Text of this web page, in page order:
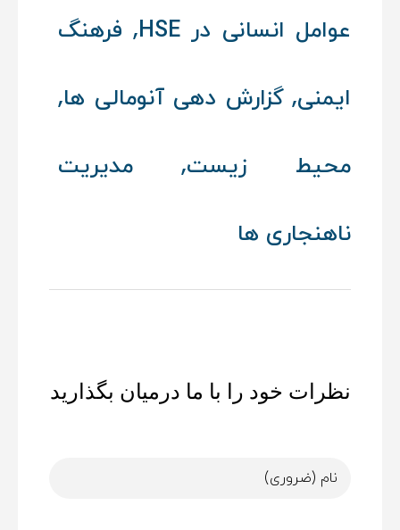
عوامل انسانی در HSE , فرهنگ
ایمنی,گزارش‌ دهی آنومالی‌ ها,
محیط زیست, مدیریت
ناهنجاری‌ ها
نظرات خود را با ما درمیان بگذارید